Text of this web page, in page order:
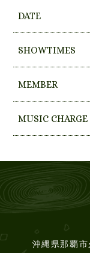
DATE
SHOWTIMES
MEMBER
MUSIC CHARGE
沖縄県那覇